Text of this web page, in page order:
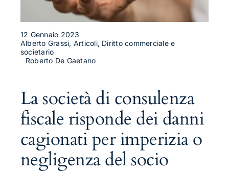
12 Gennaio 2023
Alberto Grassi, Articoli, Diritto commerciale e
societario
Roberto De Gaetano
La società di consulenza
fiscale risponde dei danni
cagionati per imperizia o
negligenza del socio